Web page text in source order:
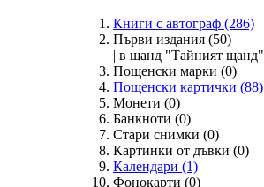
Книги с автограф (286)
Първи издания (50)
| в щанд "Тайният щанд"
Пощенски марки (0)
Пощенски картички (88)
Монети (0)
Банкноти (0)
Стари снимки (0)
Картинки от дъвки (0)
Календари (1)
Фонокарти (0)